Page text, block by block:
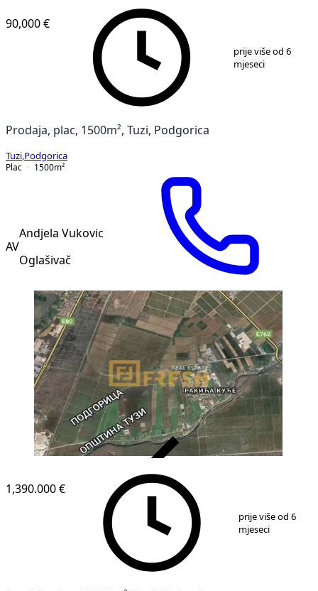
3
90,000 €
prije više od 6
mjeseci
Prodaja, plac, 1500m², Tuzi, Podgorica
Tuzi Podgorica
Plac
1500m²
AV
Andjela Vukovic
Oglašivač
1
1,390.000 €
prije više od 6
mjeseci